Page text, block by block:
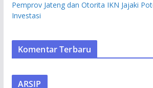
Pemprov Jateng dan Otorita IKN Jajaki
Investasi
Komentar Terbaru
ARSIP